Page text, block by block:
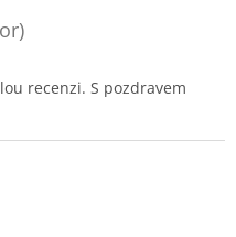
recenzi. S pozdravem
5 z 5 hvězdiček.